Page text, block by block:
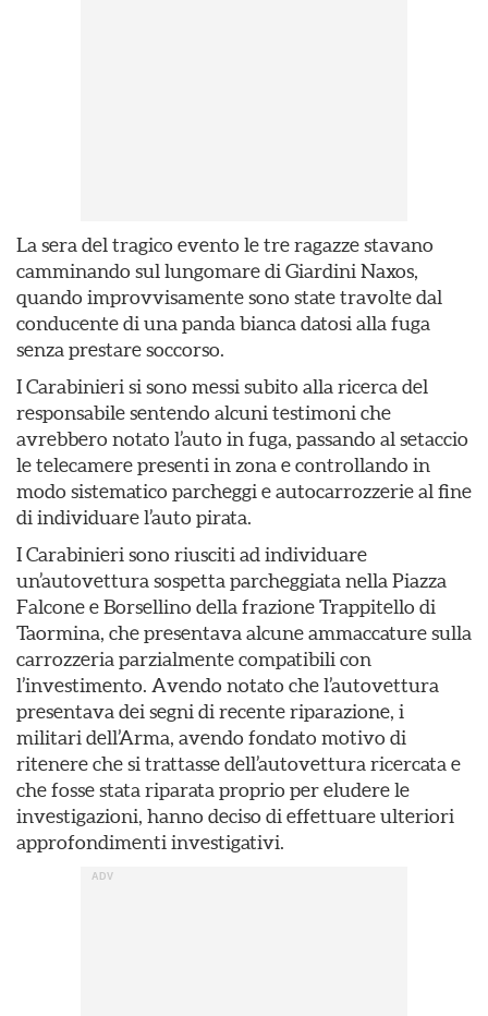
La sera del tragico evento le tre ragazze stavano
camminando sul lungomare di Giardini Naxos,
quando improvvisamente sono state travolte dal
conducente di una panda bianca datosi alla fuga
senza prestare soccorso.
I Carabinieri si sono messi subito alla ricerca del
responsabile sentendo alcuni testimoni che
avrebbero notato l’auto in fuga, passando al setaccio
le telecamere presenti in zona e controllando in
modo sistematico parcheggi e autocarrozzerie al fine
di individuare l’auto pirata.
I Carabinieri sono riusciti ad individuare
un’autovettura sospetta parcheggiata nella Piazza
Falcone e Borsellino della frazione Trappitello di
Taormina, che presentava alcune ammaccature sulla
carrozzeria parzialmente compatibili con
l’investimento. Avendo notato che l’autovettura
presentava dei segni di recente riparazione, i
militari dell’Arma, avendo fondato motivo di
ritenere che si trattasse dell’autovettura ricercata e
che fosse stata riparata proprio per eludere le
investigazioni, hanno deciso di effettuare ulteriori
approfondimenti investigativi.